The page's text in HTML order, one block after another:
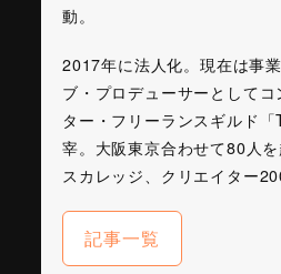
動。
2017年に法人化。現在は事
ブ・プロデューサーとして
ター・フリーランスギルド
宰。大阪東京合わせて80人
スカレッジ、クリエイター
記事一覧